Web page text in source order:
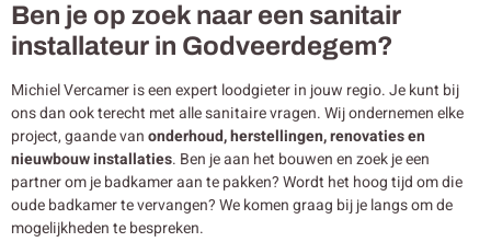
Ben je op zoek naar een sanitair
installateur in Godveerdegem?
Michiel Vercamer is een expert loodgieter in jouw regio. Je kunt bij
ons dan ook terecht met alle sanitaire vragen. Wij ondernemen elke
project, gaande vanonderhoud, herstellingen, renovaties en
nieuwbouwinstallaties. Ben je aan het bouwen en zoek je een
partner om je badkamer aan te pakken? Wordt het hoog tijd om die
oude badkamer te vervangen? We komen graag bij je langs om de
mogelijkheden te bespreken.